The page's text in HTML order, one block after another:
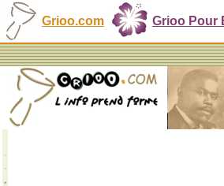
Grioo.com Grioo Pour